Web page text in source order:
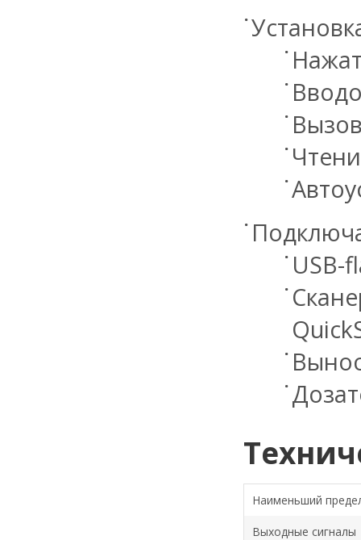
USB-
Наименьший
Выходные сигналы